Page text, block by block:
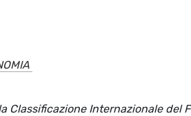
Classificazione Internazionale del